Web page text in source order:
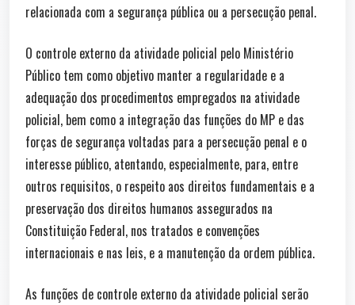
relacionada com a segurança pública ou a persecução penal.
O controle externo da atividade policial pelo Ministério
Público tem como objetivo manter a regularidade e a
adequação dos procedimentos empregados na atividade
policial, bem como a integração das funções do MP e das
forças de segurança voltadas para a persecução penal e o
interesse público, atentando, especialmente, para, entre
outros requisitos, o respeito aos direitos fundamentais e a
preservação dos direitos humanos assegurados na
Constituição Federal, nos tratados e convenções
internacionais e nas leis, e a manutenção da ordem pública.
As funções de controle externo da atividade policial serão